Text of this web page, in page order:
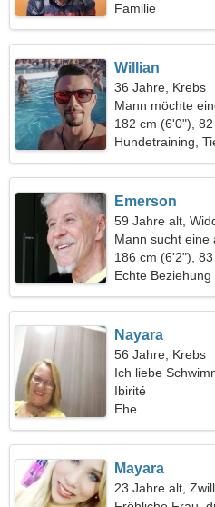
Familie
Willian
36 Jahre, Krebs
Mann möchte
182 cm (6'0"),
Hundetraining,
Emerson
59 Jahre alt,
Mann sucht eine
186 cm (6'2"),
Echte Beziehung
Nayara
56 Jahre, Krebs
Ich liebe
Ibirité
Ehe
Mayara
23 Jahre alt,